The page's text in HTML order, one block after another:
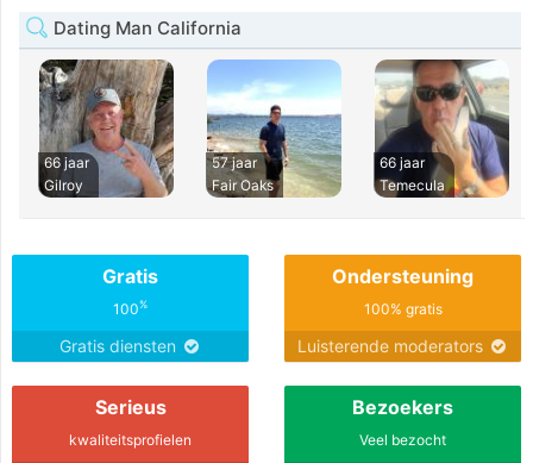
Dating Man California
66 jaar
Gilroy
57 jaar
Fair Oaks
66 jaar
Temecula
Gratis
100%
Gratis diensten
Ondersteuning
100% gratis
Luisterende moderators
Serieus
kwaliteitsprofielen
Bezoekers
Veel bezocht